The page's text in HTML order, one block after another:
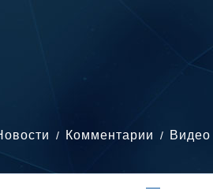
Комментарии Видео